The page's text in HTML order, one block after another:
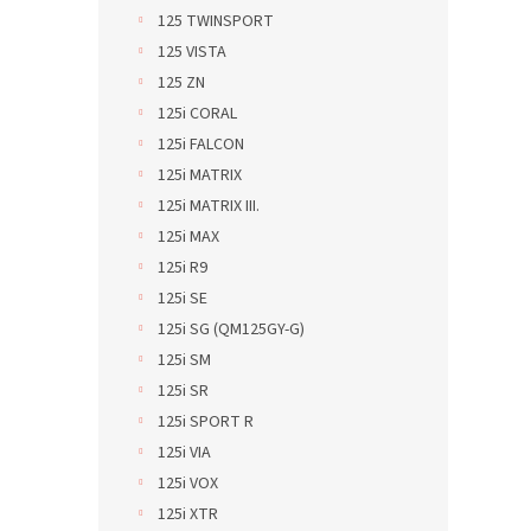
125 TWINSPORT
125 VISTA
125 ZN
125i CORAL
125i FALCON
125i MATRIX
125i MATRIX III.
125i MAX
125i R9
125i SE
125i SG (QM125GY-G)
125i SM
125i SR
125i SPORT R
125i VIA
125i VOX
125i XTR